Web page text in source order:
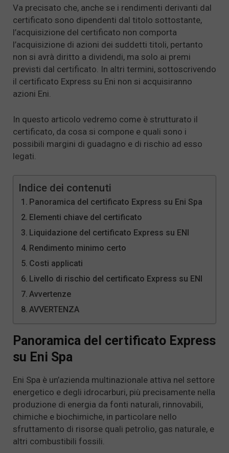
Va precisato che, anche se i rendimenti derivanti dal
certificato sono dipendenti dal titolo sottostante,
l’acquisizione del certificato non comporta
l’acquisizione di azioni dei suddetti titoli, pertanto
non si avrà diritto a dividendi, ma solo ai premi
previsti dal certificato. In altri termini, sottoscrivendo
il certificato Express su Eni non si acquisiranno
azioni Eni.
In questo articolo vedremo come è strutturato il
certificato, da cosa si compone e quali sono i
possibili margini di guadagno e di rischio ad esso
legati.
Indice dei contenuti
Panoramica del certificato Express su Eni Spa
Elementi chiave del certificato
Liquidazione del certificato Express su ENI
Rendimento minimo certo
Costi applicati
Livello di rischio del certificato Express su ENI
Avvertenze
AVVERTENZA
Panoramica del certificato Express
su Eni Spa
Eni Spa è un’azienda multinazionale attiva nel settore
energetico e degli idrocarburi, più precisamente nella
produzione di energia da fonti naturali, rinnovabili,
chimiche e biochimiche, in particolare nello
sfruttamento di risorse quali petrolio, gas naturale, e
altri combustibili fossili.